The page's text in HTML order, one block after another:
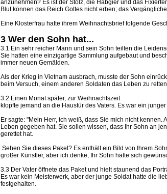
anzunehmen? Es ist der Stolz, die Habgier und das
Blut können das Reich Gottes nicht erben; das
Eine Klosterfrau hatte ihrem Weihnachtsbrief folgende
3 Wer den Sohn hat...
3.1 Ein sehr reicher Mann und sein Sohn teilten die
Sie hatten eine einzigartige Sammlung aufgebaut und
immer neuen Gemälden.
Als der Krieg in Vietnam ausbrach, musste der Sohn
beim Versuch, einem anderen Soldaten das Leben zu
3.2 Einen Monat später, zur Weihnachtszeit
klopfte jemand an die Haustür des Vaters. Es war ein
Er sagte: "Mein Herr, ich weiß, dass Sie mich nicht kennen.
Leben gegeben hat. Sie sollen wissen, dass Ihr Sohn an
gerettet hat.
Sehen Sie dieses Paket? Es enthält ein Bild von Ihrem
großer Künstler, aber ich denke, Ihr Sohn hätte sich
3.3 Der Vater öffnete das Paket und hielt staunend das
Es war kein Meisterwerk, aber der junge Soldat hatte die
festgehalten.